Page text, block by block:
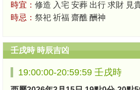
時宜： 修造 入宅 安葬 出行 求財 見
時忌： 祭祀 祈福 齋醮 酬神
壬戌時 時辰吉凶
19:00:00-20:59:59 壬戌時